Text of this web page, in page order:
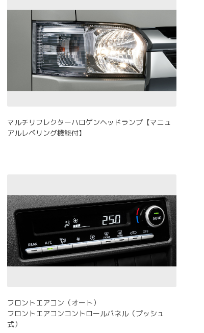
マルチリフレクターハロゲンヘッドランプ【マニュ
アルレベリング機能付】
フロントエアコン（オート）
フロントエアコンコントロールパネル（プッシュ
式）